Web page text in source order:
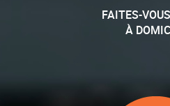
FAITES-
À